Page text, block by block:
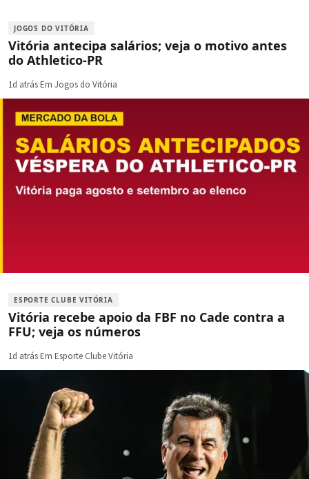
JOGOS DO VITÓRIA
Vitória antecipa salários; veja o motivo antes
do Athletico-PR
1d atrás·Em Jogos do Vitória
ESPORTE CLUBE VITÓRIA
Vitória recebe apoio da FBF no Cade contra a
FFU; veja os números
1d atrás·Em Esporte Clube Vitória